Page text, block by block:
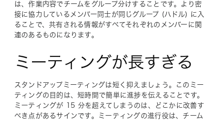
は、作業内容でチームをグループ分けすることです。より密
接に協力しているメンバー同士が同じグループ (ハドル) に入
ることで、共有される情報がすべてそれぞれのメンバーに関
連のあるものになります。
ミーティングが長すぎる
スタンドアップミーティングは短く抑えましょう。このミー
ティングの目的は、短時間で簡単に進捗を伝えることです。
ミーティングが 15 分を超えてしまうのは、どこかに改善す
べき点があるサインです。ミーティングの進行役は、チーム